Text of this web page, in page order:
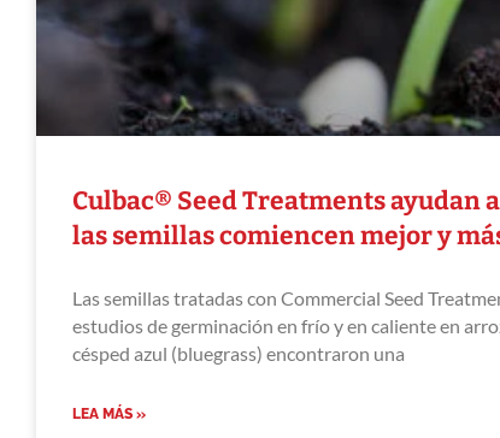
Culbac® Seed Treatments ayudan
las semillas comiencen mejor y
Las semillas tratadas con Commercial Seed
estudios de germinación en frío y en caliente en
césped azul (bluegrass) encontraron una
LEA MÁS »